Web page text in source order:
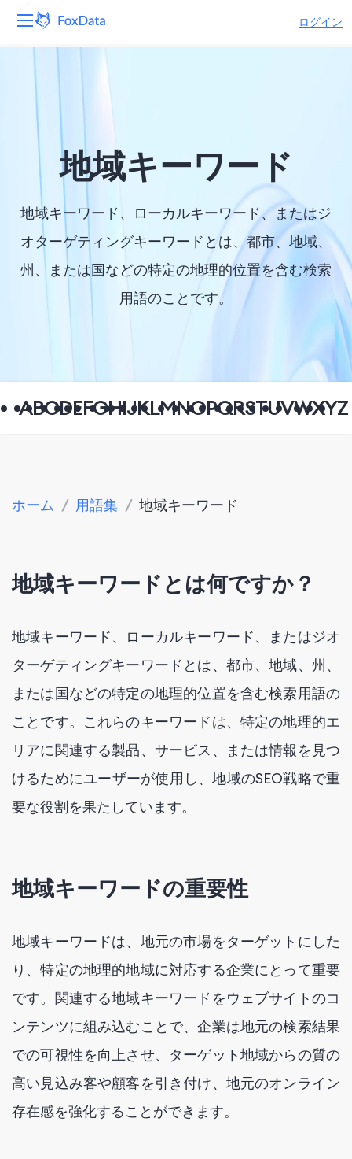
ログイン
プラットフォーム
ソリューション
リソース
会社
地域キーワード
地域キーワード、ローカルキーワード、またはジ
オターゲティングキーワードとは、都市、地域、
州、または国などの特定の地理的位置を含む検索
用語のことです。
ABCDEFGHIJKLMNOPQRSTUVWXYZ
ホーム / 用語集 / 地域キーワード
地域キーワードとは何ですか？
地域キーワード、ローカルキーワード、またはジオ
ターゲティングキーワードとは、都市、地域、州、
または国などの特定の地理的位置を含む検索用語の
ことです。これらのキーワードは、特定の地理的エ
リアに関連する製品、サービス、または情報を見つ
けるためにユーザーが使用し、地域のSEO戦略で重
要な役割を果たしています。
地域キーワードの重要性
地域キーワードは、地元の市場をターゲットにした
り、特定の地理的地域に対応する企業にとって重要
です。関連する地域キーワードをウェブサイトのコ
ンテンツに組み込むことで、企業は地元の検索結果
での可視性を向上させ、ターゲット地域からの質の
高い見込み客や顧客を引き付け、地元のオンライン
存在感を強化することができます。